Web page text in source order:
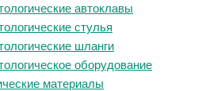
автоклавы
стулья
шланги
оборудование
материалы